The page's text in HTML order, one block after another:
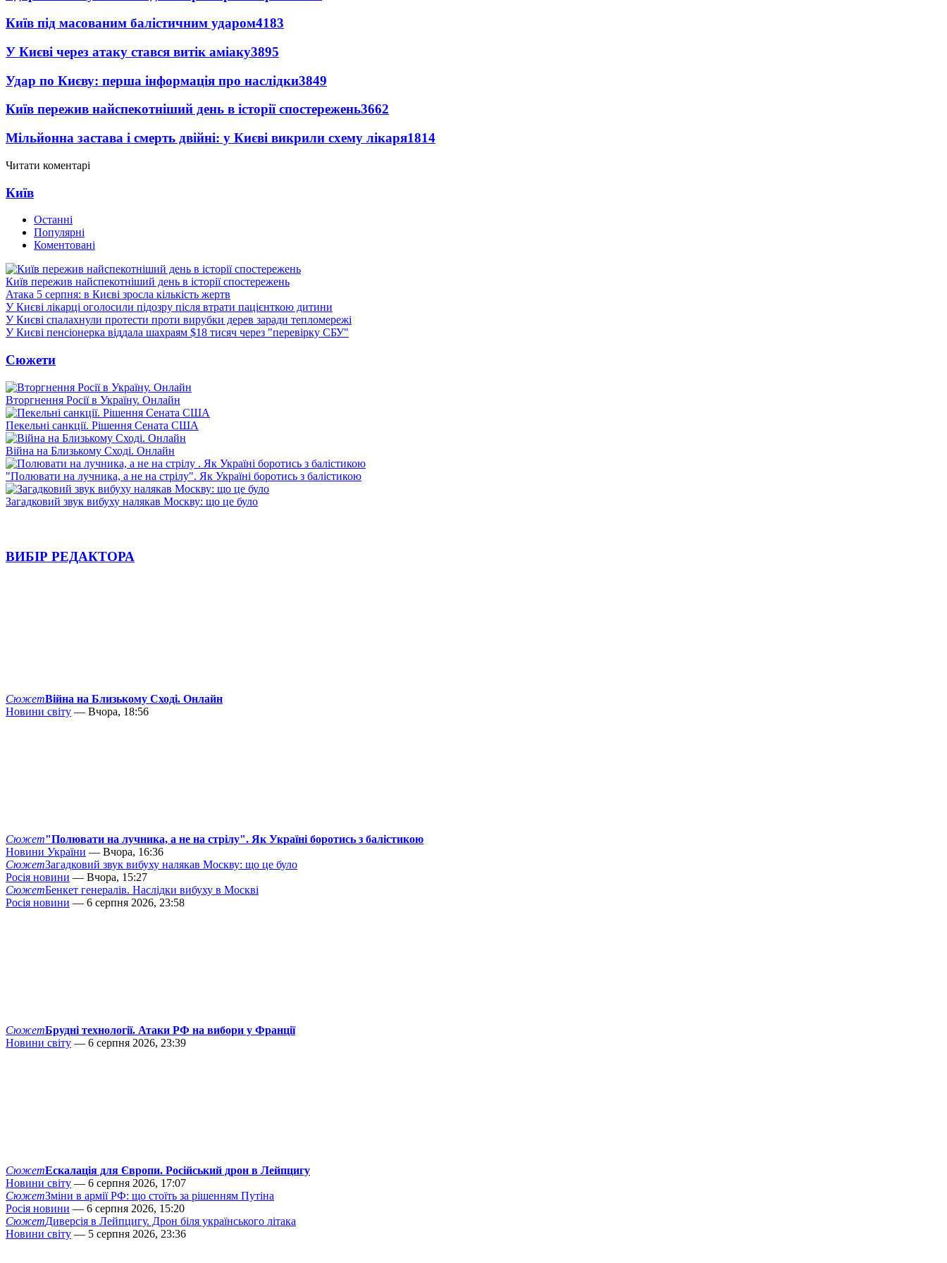
Київ під масованим балістичним ударом4183
У Києві через атаку стався витік аміаку3895
Удар по Києву: перша інформація про наслідки3849
Київ пережив найспекотніший день в історії спостережень3662
Мільйонна застава і смерть двійні: у Києві викрили схему лікаря1814
Читати коментарі
Київ
Останні
Популярні
Коментовані
Київ пережив найспекотніший день в історії спостережень
Атака 5 серпня: в Києві зросла кількість жертв
У Києві лікарці оголосили підозру після втрати пацієнткою дитини
У Києві спалахнули протести проти вирубки дерев заради тепломережі
У Києві пенсіонерка віддала шахраям $18 тисяч через "перевірку СБУ"
Сюжети
Вторгнення Росії в Україну. Онлайн
Пекельні санкції. Рішення Сената США
Війна на Близькому Сході. Онлайн
"Полювати на лучника, а не на стрілу". Як Україні боротись з балістикою
Загадковий звук вибуху налякав Москву: що це було
ВИБІР РЕДАКТОРА
СюжетВійна на Близькому Сході. Онлайн
Новини світу — Вчора, 18:56
Сюжет"Полювати на лучника, а не на стрілу". Як Україні боротись з балістикою
Новини України — Вчора, 16:36
СюжетЗагадковий звук вибуху налякав Москву: що це було
Росія новини — Вчора, 15:27
СюжетБенкет генералів. Наслідки вибуху в Москві
Росія новини — 6 серпня 2026, 23:58
СюжетБрудні технології. Атаки РФ на вибори у Франції
Новини світу — 6 серпня 2026, 23:39
СюжетЕскалація для Європи. Російський дрон в Лейпцигу
Новини світу — 6 серпня 2026, 17:07
СюжетЗміни в армії РФ: що стоїть за рішенням Путіна
Росія новини — 6 серпня 2026, 15:20
СюжетДиверсія в Лейпцигу. Дрон біля українського літака
Новини світу — 5 серпня 2026, 23:36